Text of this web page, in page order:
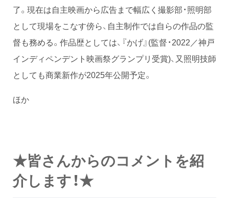
了。現在は自主映画から広告まで幅広く撮影部・照明部
として現場をこなす傍ら、自主制作では自らの作品の監
督も務める。作品歴としては、『かげ』(監督・2022／神戸
インディペンデント映画祭グランプリ受賞)、又照明技師
としても商業新作が2025年公開予定。
ほか
★皆さんからのコメントを紹
介します！★